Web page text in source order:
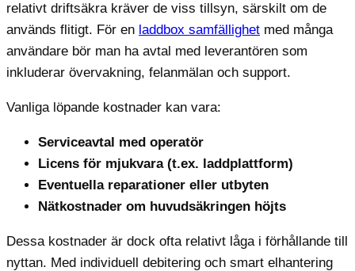
relativt driftsäkra kräver de viss tillsyn, särskilt om de
används flitigt. För en laddbox samfällighet med många
användare bör man ha avtal med leverantören som
inkluderar övervakning, felanmälan och support.
Vanliga löpande kostnader kan vara:
Serviceavtal med operatör
Licens för mjukvara (t.ex. laddplattform)
Eventuella reparationer eller utbyten
Nätkostnader om huvudsäkringen höjts
Dessa kostnader är dock ofta relativt låga i förhållande till
nyttan. Med individuell debitering och smart elhantering